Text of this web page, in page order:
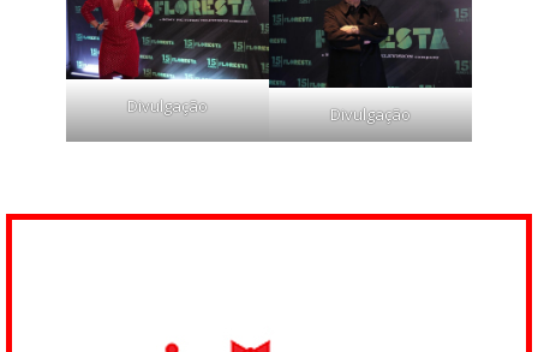
Divulgação Divulgação